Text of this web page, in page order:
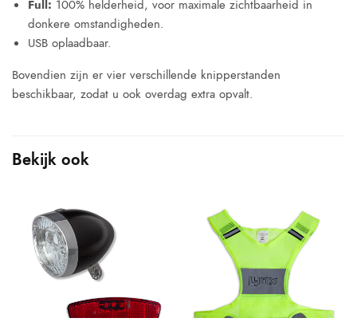
Full: 100% helderheid, voor maximale zichtbaarheid in
donkere omstandigheden.
USB oplaadbaar.
Bovendien zijn er vier verschillende knipperstanden
beschikbaar, zodat u ook overdag extra opvalt.
Bekijk ook